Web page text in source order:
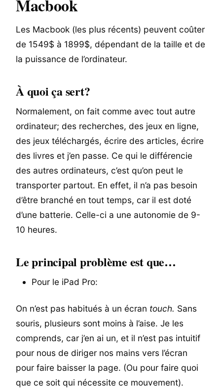
Macbook
Les Macbook (les plus récents) peuvent coûter
de 1549$ à 1899$, dépendant de la taille et de
la puissance de l’ordinateur.
À quoi ça sert?
Normalement, on fait comme avec tout autre
ordinateur; des recherches, des jeux en ligne,
des jeux téléchargés, écrire des articles, écrire
des livres et j’en passe. Ce qui le différencie
des autres ordinateurs, c’est qu’on peut le
transporter partout. En effet, il n’a pas besoin
d’être branché en tout temps, car il est doté
d’une batterie. Celle-ci a une autonomie de 9-
10 heures.
Le principal problème est que…
Pour le iPad Pro:
On n’est pas habitués à un écran touch. Sans
souris, plusieurs sont moins à l’aise. Je les
comprends, car j’en ai un, et il n’est pas intuitif
pour nous de diriger nos mains vers l’écran
pour faire baisser la page. (Ou pour faire quoi
que ce soit qui nécessite ce mouvement).